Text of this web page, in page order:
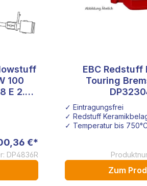
100
E 2.5
€*
DP4836R
EBC Redstuff
Touring
✓ Eintragungsfrei
✓ Redstuff
✓ Temperatur bis
Zum